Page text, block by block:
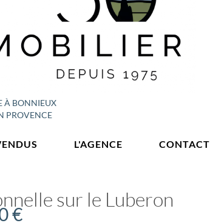
À BONNIEUX
PROVENCE
L'AGENCE CONTACT
sur le Luberon
€